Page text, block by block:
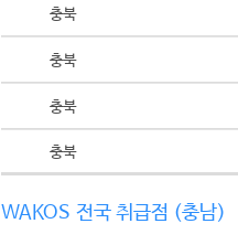
충북
충북
충북
충북
WAKOS 전국 취급점 (충남)